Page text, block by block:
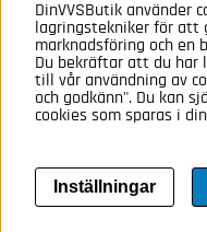
DinVVSButik använder
lagringstekniker för att
marknadsföring och en
Du bekräftar att du har
till vår användning av
och godkänn". Du kan
cookies som sparas i
Inställningar